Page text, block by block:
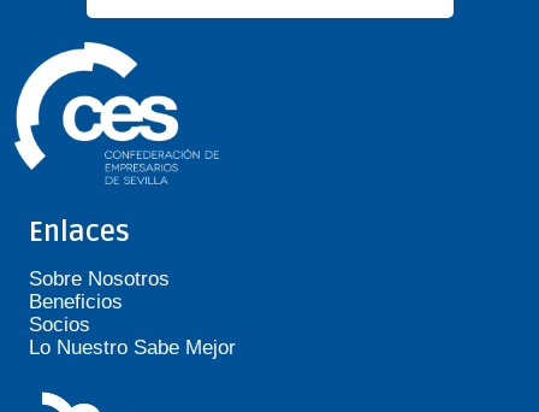
Enlaces
Sobre Nosotros
Beneficios
Socios
Lo Nuestro Sabe Mejor